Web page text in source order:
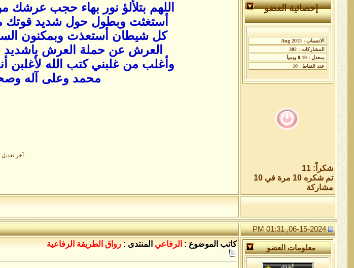
إحصائية العضو
شكراً: 11
تم شكره 10 مرة في 10
مشاركة
اللهم بتلألؤ نور بهاء حجب
أستغثت وبطول حول شديد قوتك
كل شيطان أستعذت وبمكنون
العرش عن حملة العرش
وأغلب من غلبني كتب الله لأغلبن
محمد وعلى آله
آخر تعديل
06-15-2024, 01:31 PM
معلومات العضو كاتب الموضوع : الرفاعي المنتدى : رواق الطريقة الرفاعية